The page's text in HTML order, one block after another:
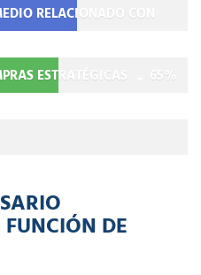
RELACIONADO CON
ESTRATÉGICAS
65%
DE